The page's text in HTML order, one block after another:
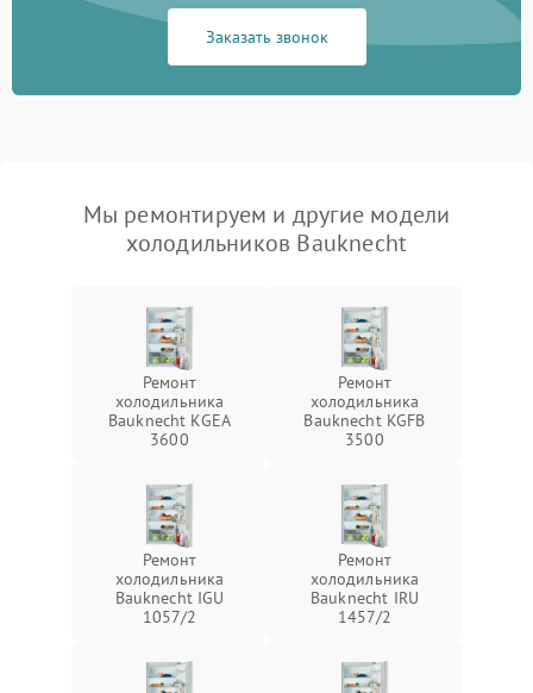
Заказать звонок
Мы ремонтируем и другие модели
холодильников Bauknecht
Ремонт
холодильника
Bauknecht KGEA
3600
Ремонт
холодильника
Bauknecht KGFB
3500
Ремонт
холодильника
Bauknecht IGU
1057/2
Ремонт
холодильника
Bauknecht IRU
1457/2